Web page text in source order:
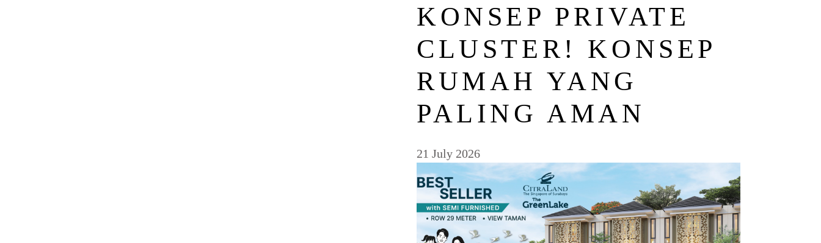
KONSEP PRIVATE
CLUSTER! KONSEP
RUMAH YANG
PALING AMAN
21 July 2026